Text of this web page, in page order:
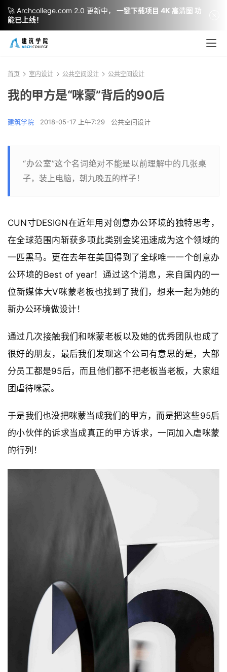
首页 室内设计 公共空间设计 公共空间设计
我的甲方是“咪蒙”背后的90后
建筑学院 2018-05-17 上午7:29 公共空间设计
“办公室”这个名词绝对不能是以前理解中的几张桌
子，装上电脑，朝九晚五的样子！
CUN寸DESIGN在近年用对创意办公环境的独特思考，
在全球范围内斩获多项此类别金奖迅速成为这个领域的
一匹黑马。更在去年在美国得到了全球唯一一个创意办
公环境的Best of year！通过这个消息，来自国内的一
位新媒体大V咪蒙老板也找到了我们，想来一起为她的
新办公环境做设计！
通过几次接触我们和咪蒙老板以及她的优秀团队也成了
很好的朋友，最后我们发现这个公司有意思的是，大部
分员工都是95后，而且他们都不把老板当老板，大家组
团虐待咪蒙。
于是我们也没把咪蒙当成我们的甲方，而是把这些95后
的小伙伴的诉求当成真正的甲方诉求，一同加入虐咪蒙
的行列！
🚀 Archcollege.com 2.0 更新中，
一键下载项目 4K 高清图 功
能已上线！